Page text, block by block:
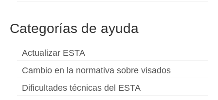
Categorías de ayuda
Actualizar ESTA
Cambio en la normativa sobre visados
Dificultades técnicas del ESTA